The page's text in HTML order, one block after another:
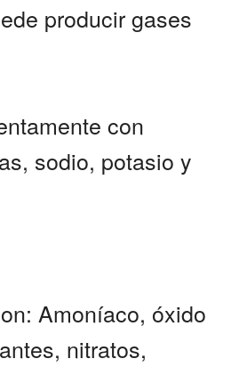
producir gases
con
sodio, potasio y
Amoníaco, óxido
nitratos,